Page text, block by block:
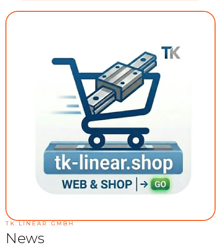
TK LINEAR GMBH
News